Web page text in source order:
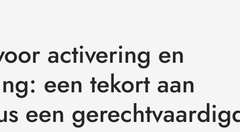
activering en
een tekort aan
een